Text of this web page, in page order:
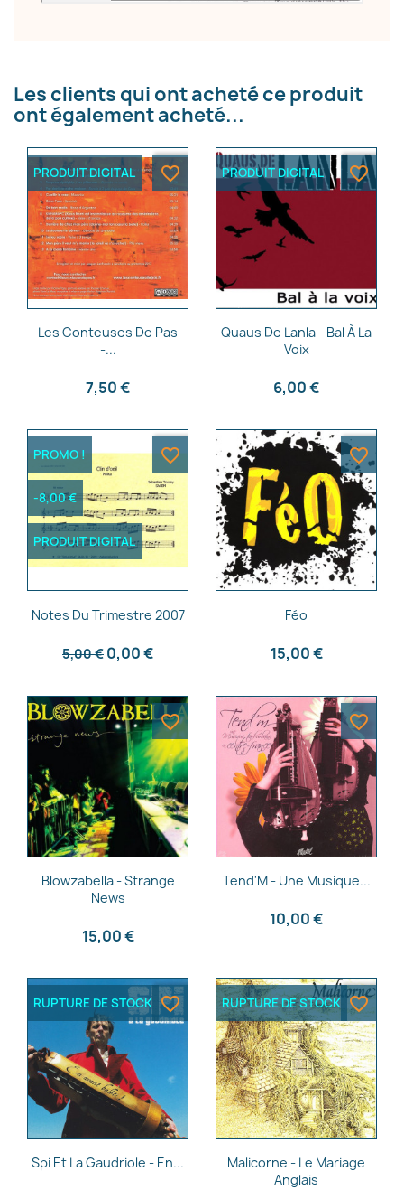
Les clients qui ont acheté ce produit
ont également acheté...
Aperçu rapide
Les Conteuses De Pas
-...
7,50 €
PRODUIT DIGITAL favorite_border
Aperçu rapide
Quaus De Lanla - Bal À La
Voix
6,00 €
PRODUIT DIGITAL favorite_border
Aperçu rapide
Notes Du Trimestre 2007
5,00 € 0,00 €
PROMO !
-8,00 €
PRODUIT DIGITAL
favorite_border
Aperçu rapide
Féo
15,00 €
favorite_border
Aperçu rapide
Blowzabella - Strange
News
15,00 €
favorite_border
Aperçu rapide
Tend'M - Une Musique...
10,00 €
favorite_border
Aperçu rapide
Spi Et La Gaudriole - En...
RUPTURE DE STOCK favorite_border
Aperçu rapide
Malicorne - Le Mariage
Anglais
RUPTURE DE STOCK favorite_border
Créer une liste d'envies
Nom de la liste d'envies
Annuler Créer une liste d'envies